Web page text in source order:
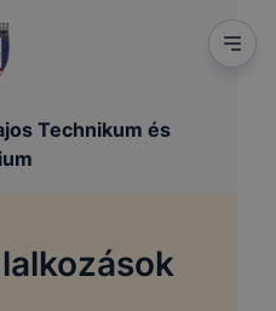
Technikum és